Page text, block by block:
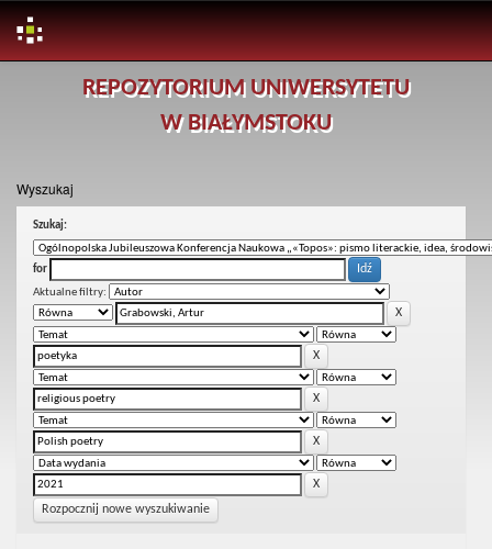
REPOZYTORIUM UNIWERSYTETU
W BIAŁYMSTOKU
Wyszukaj
Szukaj:
for
Aktualne filtry:
Rozpocznij nowe wyszukiwanie